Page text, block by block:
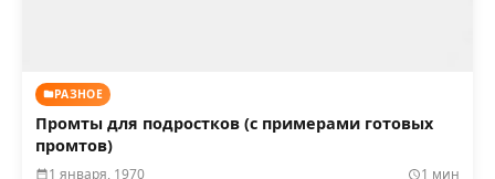
РАЗНОЕ
Промты для подростков (с примерами готовых
промтов)
1 января, 1970 1 мин